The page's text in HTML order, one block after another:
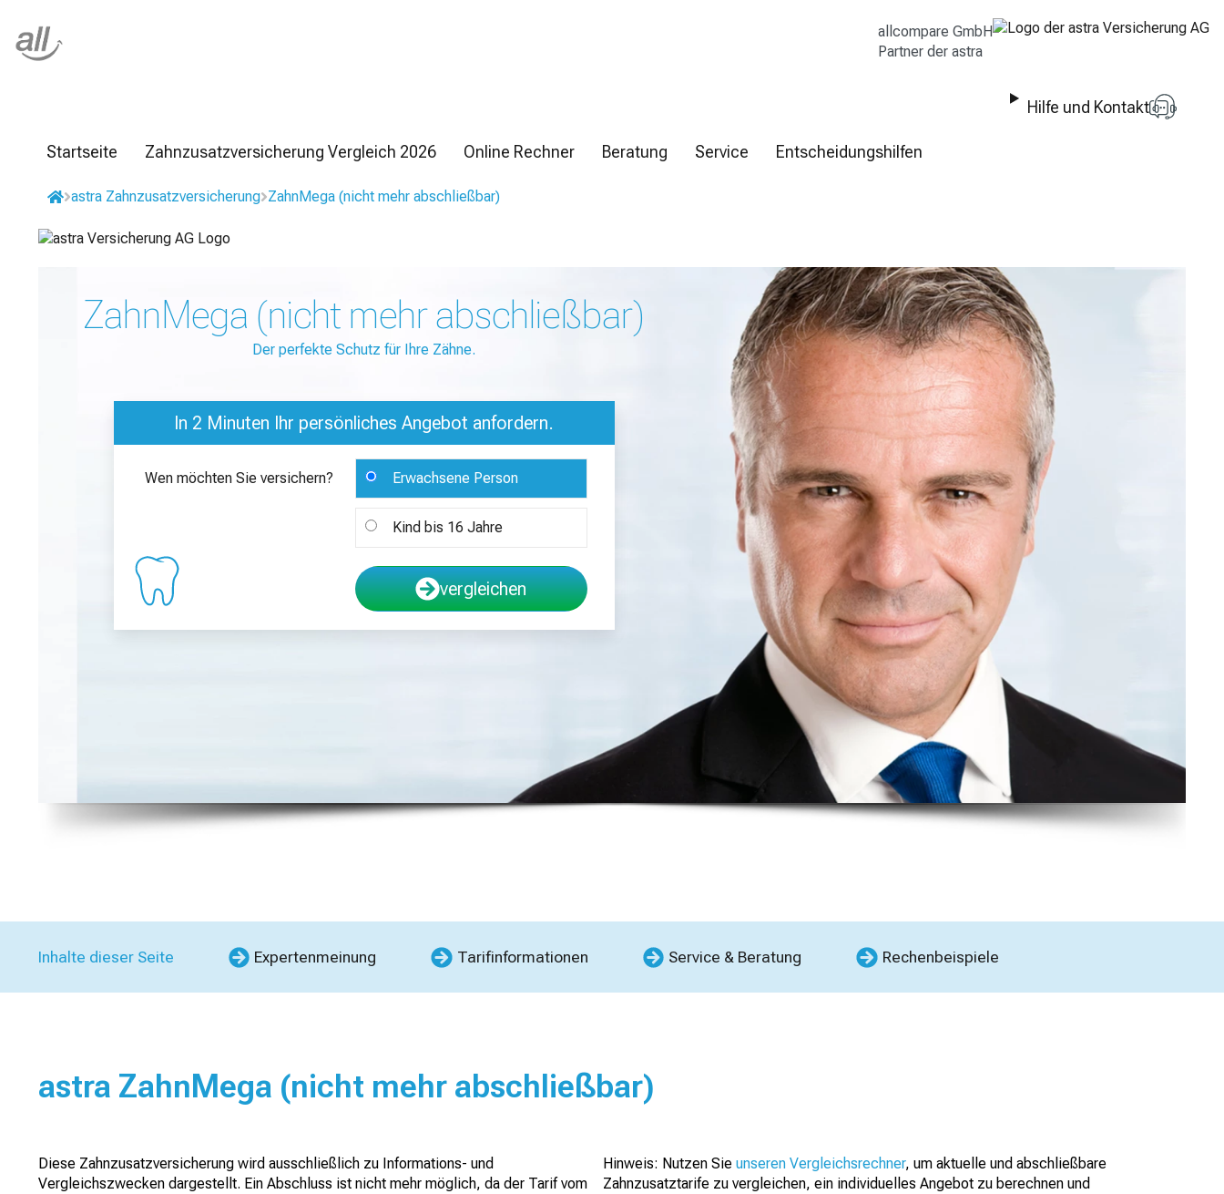
allcompare GmbH
Partner der astra
Startseite Zahnzusatzversicherung Vergleich 2026 Online Rechner Beratung Service Entscheidungshilfen
Hilfe und Kontakt
astra Zahnzusatzversicherung ZahnMega (nicht mehr abschließbar)
ZahnMega (nicht mehr abschließbar)
Der perfekte Schutz für Ihre Zähne.
In 2 Minuten Ihr persönliches Angebot anfordern.
Wen möchten Sie versichern? Erwachsene Person
Kind bis 16 Jahre
vergleichen
Inhalte dieser Seite Expertenmeinung Tarifinformationen Service & Beratung Rechenbeispiele
astra ZahnMega (nicht mehr abschließbar)
Diese Zahnzusatzversicherung wird ausschließlich zu Informations- und
Vergleichszwecken dargestellt. Ein Abschluss ist nicht mehr möglich, da der Tarif vom
Hinweis: Nutzen Sie unseren Vergleichsrechner, um aktuelle und abschließbare
Zahnzusatztarife zu vergleichen, ein individuelles Angebot zu berechnen und